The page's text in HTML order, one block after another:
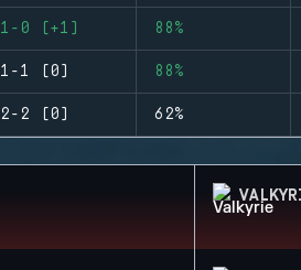
1-0 (+1) 88%
1-1 (0) 88%
2-2 (0) 62%